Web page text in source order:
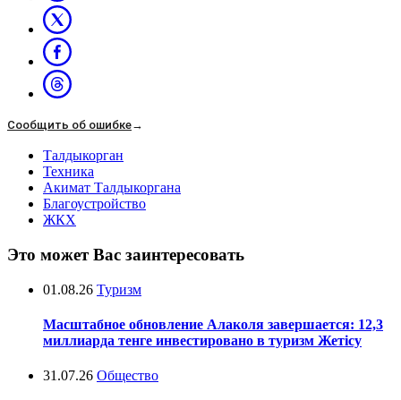
Сообщить об ошибке→
Талдыкорган
Техника
Акимат Талдыкоргана
Благоустройство
ЖКХ
Это может Вас заинтересовать
01.08.26 Туризм
Масштабное обновление Алаколя завершается: 12,3
миллиарда тенге инвестировано в туризм Жетісу
31.07.26 Общество